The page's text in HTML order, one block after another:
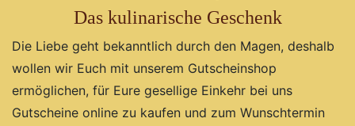
Das kulinarische Geschenk
Die Liebe geht bekanntlich durch den Magen, deshalb
wollen wir Euch mit unserem Gutscheinshop
ermöglichen, für Eure gesellige Einkehr bei uns
Gutscheine online zu kaufen und zum Wunschtermin